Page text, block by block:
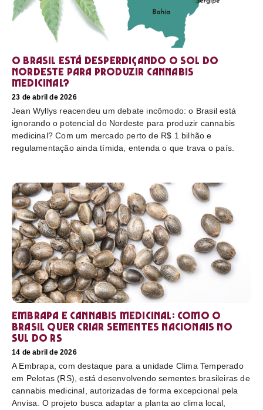
O Brasil está desperdiçando o sol do
nordeste para produzir cannabis
medicinal?
23 de abril de 2026
Jean Wyllys reacendeu um debate incômodo: o Brasil está
ignorando o potencial do Nordeste para produzir cannabis
medicinal? Com um mercado perto de R$ 1 bilhão e
regulamentação ainda tímida, entenda o que trava o país.
Embrapa e cannabis medicinal: como o
Brasil quer criar sementes nacionais no
sul do RS
14 de abril de 2026
A Embrapa, com destaque para a unidade Clima Temperado
em Pelotas (RS), está desenvolvendo sementes brasileiras de
cannabis medicinal, autorizadas de forma excepcional pela
Anvisa. O projeto busca adaptar a planta ao clima local,